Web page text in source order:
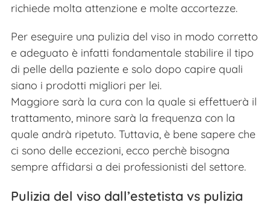
richiede molta attenzione e molte accortezze.
Per eseguire una pulizia del viso in modo corretto
e adeguato è infatti fondamentale stabilire il tipo
di pelle della paziente e solo dopo capire quali
siano i prodotti migliori per lei.
Maggiore sarà la cura con la quale si effettuerà il
trattamento, minore sarà la frequenza con la
quale andrà ripetuto. Tuttavia, è bene sapere che
ci sono delle eccezioni, ecco perchè bisogna
sempre affidarsi a dei professionisti del settore.
Pulizia del viso dall’estetista vs pulizia